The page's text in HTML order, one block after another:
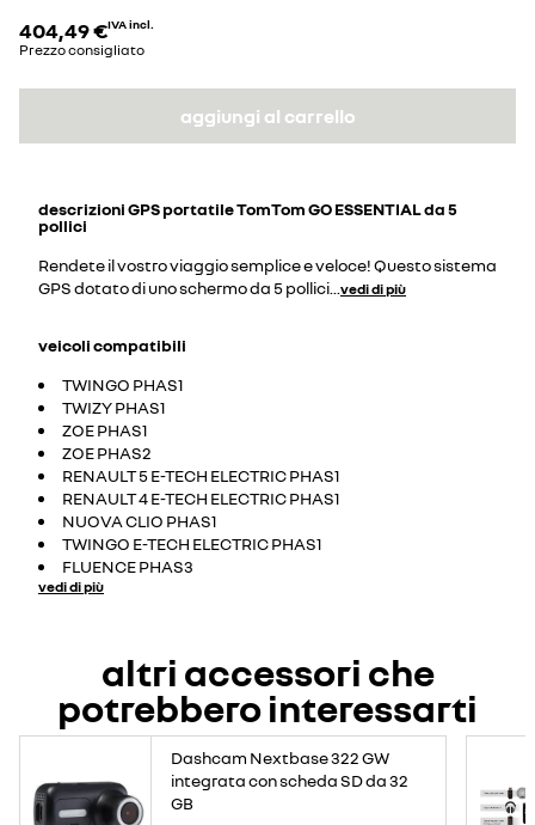
404,49 €IVA incl.
Prezzo consigliato
aggiungi al carrello
descrizioniGPS portatile TomTom GO ESSENTIAL da 5
pollici
Rendete il vostro viaggio semplice e veloce! Questo sistema
GPS dotato di uno schermo da 5 pollici vedi di più
veicoli compatibili
TWINGO PHAS1
TWIZY PHAS1
ZOE PHAS1
ZOE PHAS2
RENAULT 5 E-TECH ELECTRIC PHAS1
RENAULT 4 E-TECH ELECTRIC PHAS1
NUOVA CLIO PHAS1
TWINGO E-TECH ELECTRIC PHAS1
FLUENCE PHAS3
vedi di più
altri accessori che
potrebbero interessarti
Dashcam Nextbase 322 GW
integrata con scheda SD da 32
GB